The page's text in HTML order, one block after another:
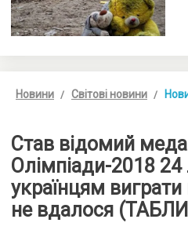
Новини Світові новини
Став відомий
Олімпіади-2018
українцям
не вдалося